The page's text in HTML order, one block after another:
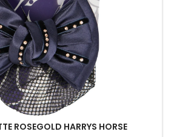
ROSEGOLD HARRYS HORSE